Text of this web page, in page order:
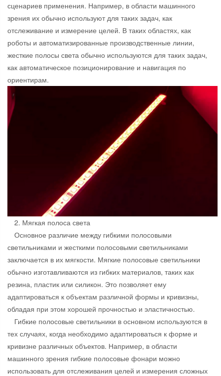
сценариев применения. Например, в области машинного
зрения их обычно используют для таких задач, как
отслеживание и измерение целей. В таких областях, как
роботы и автоматизированные производственные линии,
жесткие полосы света обычно используются для таких задач,
как автоматическое позиционирование и навигация по
ориентирам.
2. Мягкая полоса света
Основное различие между гибкими полосовыми
светильниками и жесткими полосовыми светильниками
заключается в их мягкости. Мягкие полосовые светильники
обычно изготавливаются из гибких материалов, таких как
резина, пластик или силикон. Это позволяет ему
адаптироваться к объектам различной формы и кривизны,
обладая при этом хорошей прочностью и эластичностью.
Гибкие полосовые светильники в основном используются в
тех случаях, когда необходимо адаптироваться к форме и
кривизне различных объектов. Например, в области
машинного зрения гибкие полосовые фонари можно
использовать для отслеживания целей и измерения сложных